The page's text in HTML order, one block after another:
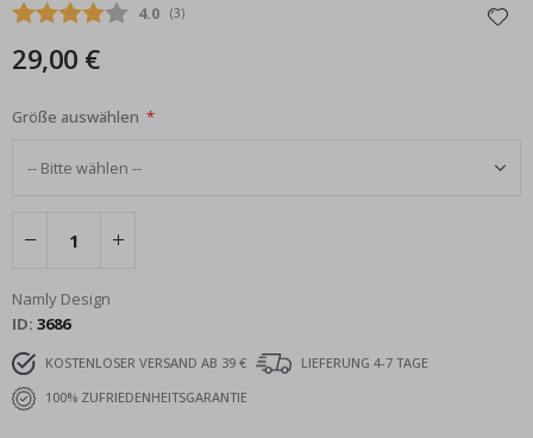
Durchschnittliche Bewertung:
4.0 (abgegebene bewertungen:
3)
29,00 €
Größe auswählen
Namly Design
ID 3686
KOSTENLOSER VERSAND AB 39 €
LIEFERUNG 4-7 TAGE
100% ZUFRIEDENHEITSGARANTIE